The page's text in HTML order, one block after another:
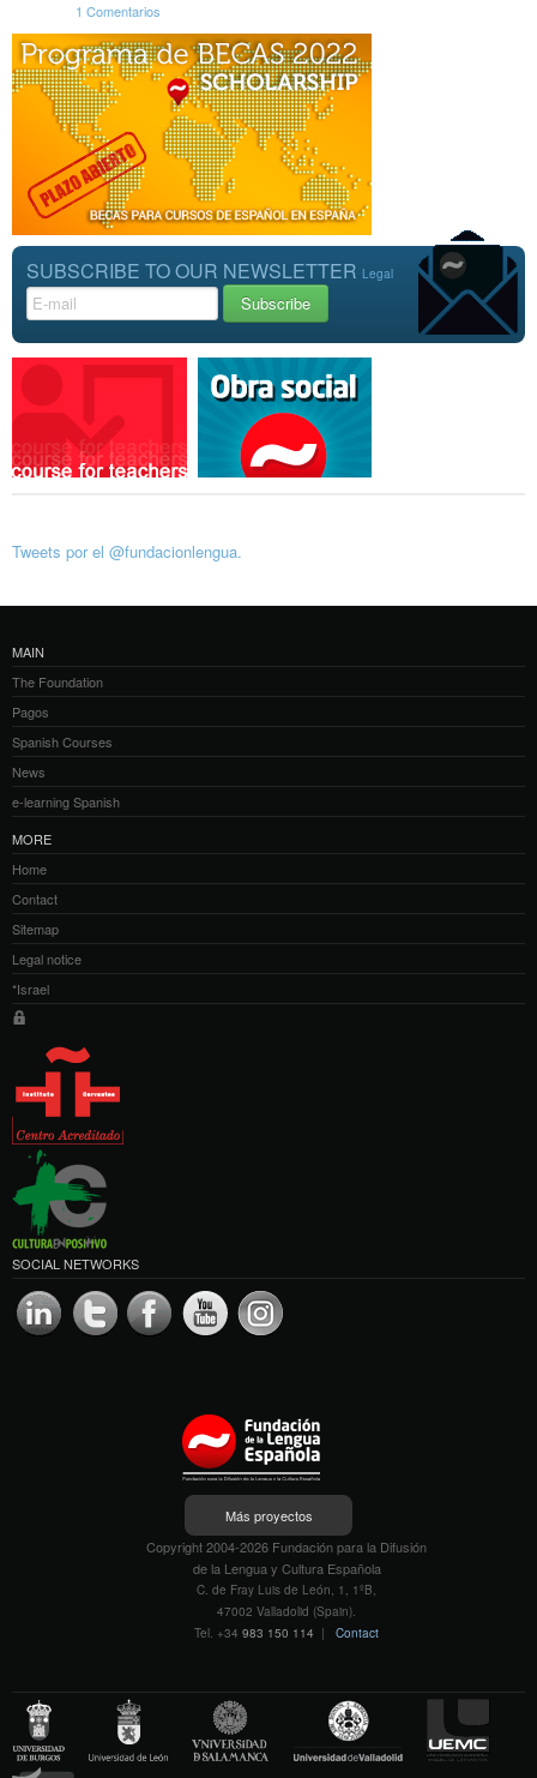
1 Comentarios
SUBSCRIBE TO OUR NEWSLETTER Legal
Tweets por el @fundacionlengua.
MAIN
The Foundation
Pagos
Spanish Courses
News
e-learning Spanish
MORE
Home
Contact
Sitemap
Legal notice
*Israel
SOCIAL NETWORKS
Más proyectos
Copyright 2004-2026 Fundación para la Difusión
de la Lengua y Cultura Española
C. de Fray Luis de León, 1, 1ºB,
47002 Valladolid (Spain).
Tel. +34 983 150 114 | Contact